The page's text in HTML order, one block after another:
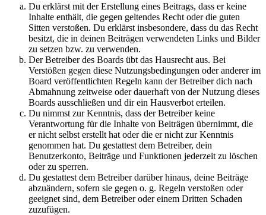
Du erklärst mit der Erstellung eines Beitrags, dass er keine
Inhalte enthält, die gegen geltendes Recht oder die guten
Sitten verstoßen. Du erklärst insbesondere, dass du das Recht
besitzt, die in deinen Beiträgen verwendeten Links und Bilder
zu setzen bzw. zu verwenden.
Der Betreiber des Boards übt das Hausrecht aus. Bei
Verstößen gegen diese Nutzungsbedingungen oder anderer im
Board veröffentlichten Regeln kann der Betreiber dich nach
Abmahnung zeitweise oder dauerhaft von der Nutzung dieses
Boards ausschließen und dir ein Hausverbot erteilen.
Du nimmst zur Kenntnis, dass der Betreiber keine
Verantwortung für die Inhalte von Beiträgen übernimmt, die
er nicht selbst erstellt hat oder die er nicht zur Kenntnis
genommen hat. Du gestattest dem Betreiber, dein
Benutzerkonto, Beiträge und Funktionen jederzeit zu löschen
oder zu sperren.
Du gestattest dem Betreiber darüber hinaus, deine Beiträge
abzuändern, sofern sie gegen o. g. Regeln verstoßen oder
geeignet sind, dem Betreiber oder einem Dritten Schaden
zuzufügen.